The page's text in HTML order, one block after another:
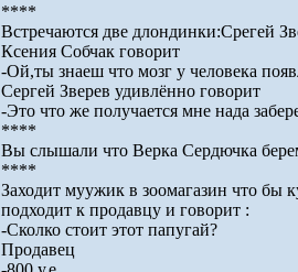
****
Встречаются две длондинки:Срегей
Ксения Собчак говорит
-Ой,ты знаеш что мозг у человека
Сергей Зверев удивлённо говорит
-Это что же получается мне нада
****
Вы слышали что Верка Сердючка
****
Заходит муужик в зоомагазин что бы
подходит к продавцу и говорит :
-Сколко стоит этот папугай?
Продавец